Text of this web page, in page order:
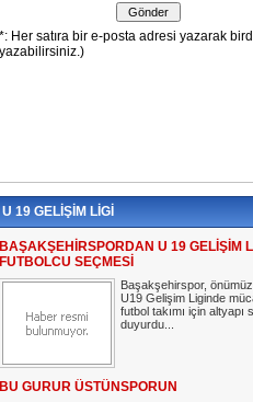
U 19 GELİŞİM LİGİ
BAŞAKŞEHİRSPORDAN U 19 GELİŞİM
FUTBOLCU SEÇMESİ
Başakşehirspor,
U19 Gelişim Liginde
futbol takımı için altyapı
duyurdu...
BU GURUR ÜSTÜNSPORUN